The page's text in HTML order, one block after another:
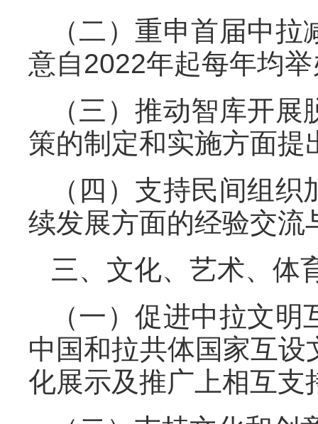
（二）重申首届中
意自2022年起每年均
（三）推动智库开
策的制定和实施方面提
（四）支持民间组
续发展方面的经验交流
三、文化、艺术、体
（一）促进中拉文
中国和拉共体国家互
化展示及推广上相互支